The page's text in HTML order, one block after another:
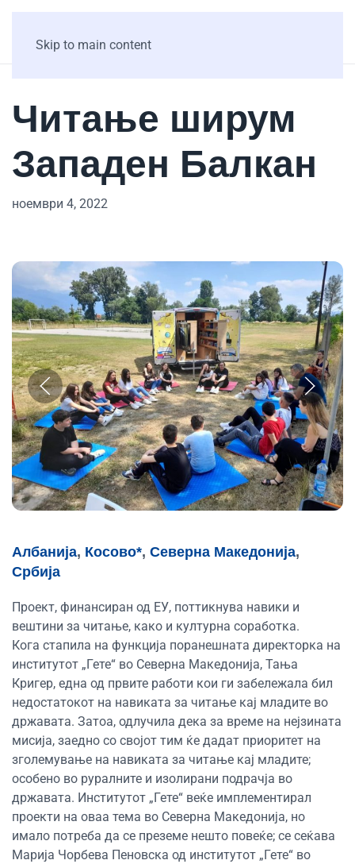
Skip to main content
Читање ширум
Западен Балкан
ноември 4, 2022
Албанија, Косово*, Северна Македонија,
Србија
Проект, финансиран од ЕУ, поттикнува навики и
вештини за читање, како и културна соработка.
Кога стапила на функција поранешната директорка на
институтот „Гете“ во Северна Македонија, Тања
Кригер, една од првите работи кои ги забележала бил
недостатокот на навиката за читање кај младите во
државата. Затоа, одлучила дека за време на нејзината
мисија, заедно со својот тим ќе дадат приоритет на
зголемување на навиката за читање кај младите;
особено во руралните и изолирани подрачја во
државата. Институтот „Гете“ веќе имплементирал
проекти на оваа тема во Северна Македонија, но
имало потреба да се преземе нешто повеќе; се сеќава
Марија Чорбева Пеновска од институтот „Гете“ во